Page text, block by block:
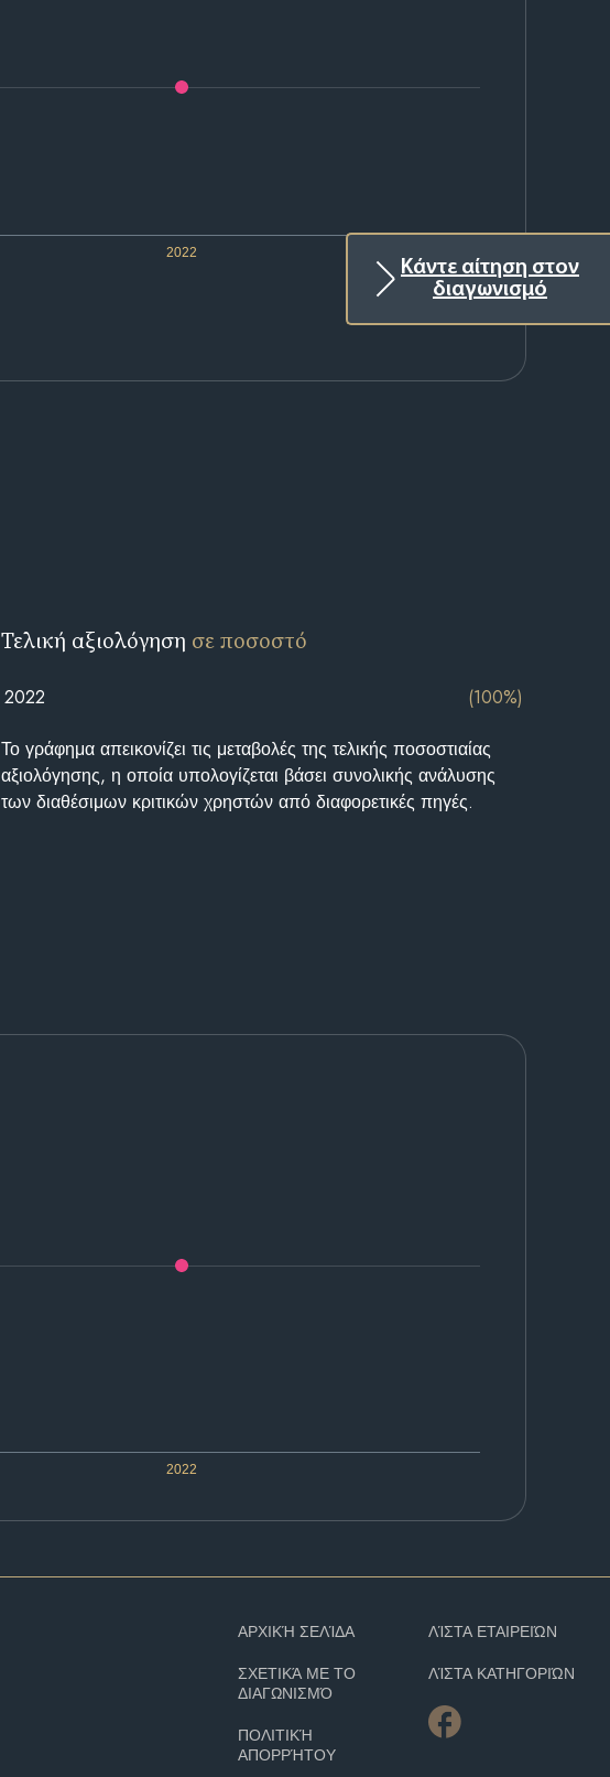
Κάντε αίτηση στον
διαγωνισμό
2022
Τελική αξιολόγηση σε ποσοστό
2022 (100%)
Το γράφημα απεικονίζει τις μεταβολές της τελικής ποσοστιαίας
αξιολόγησης, η οποία υπολογίζεται βάσει συνολικής ανάλυσης
των διαθέσιμων κριτικών χρηστών από διαφορετικές πηγές.
2022
ΑΡΧΙΚΉ ΣΕΛΊΔΑ
ΣΧΕΤΙΚΆ ΜΕ ΤΟ
ΔΙΑΓΩΝΙΣΜΌ
ΠΟΛΙΤΙΚΉ
ΑΠΟΡΡΉΤΟΥ
ΛΊΣΤΑ ΕΤΑΙΡΕΙΏΝ
ΛΊΣΤΑ ΚΑΤΗΓΟΡΙΏΝ